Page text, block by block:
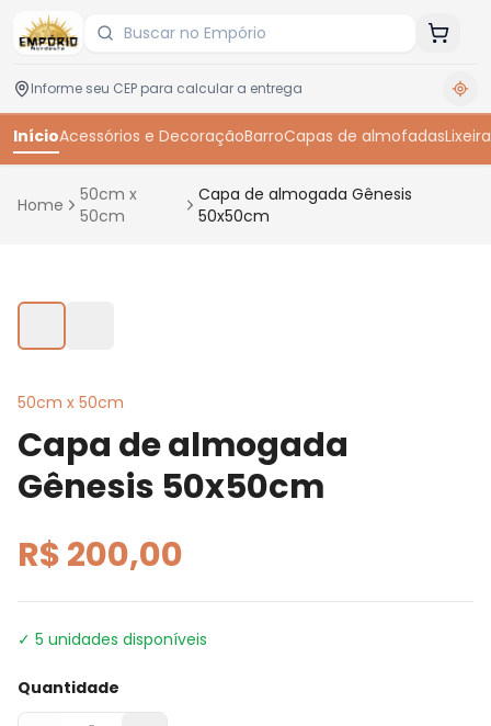
InícioAcessórios e DecoraçãoBarroCapas de almofadasLixeira
Home
50cm x
50cm
Capa de almogada Gênesis
50x50cm
50cm x 50cm
Capa de almogada
Gênesis 50x50cm
R$ 200,00
✓ 5 unidades disponíveis
Quantidade